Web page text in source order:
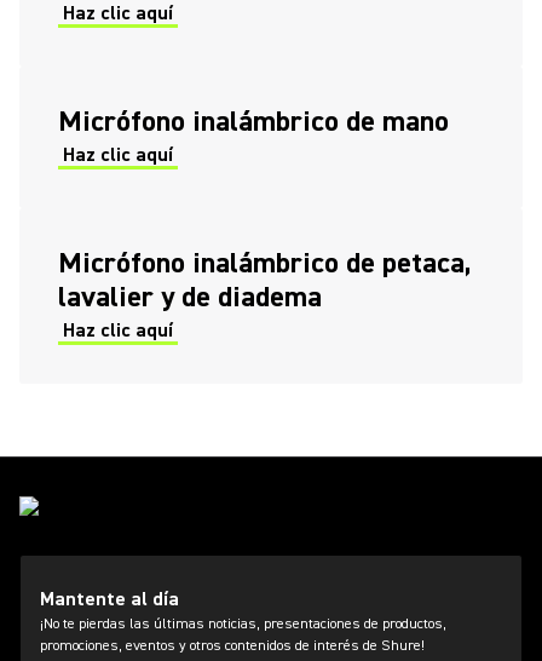
Haz clic aquí
Micrófono inalámbrico de mano
Haz clic aquí
Micrófono inalámbrico de petaca,
lavalier y de diadema
Haz clic aquí
Mantente al día
¡No te pierdas las últimas noticias, presentaciones de productos,
promociones, eventos y otros contenidos de interés de Shure!